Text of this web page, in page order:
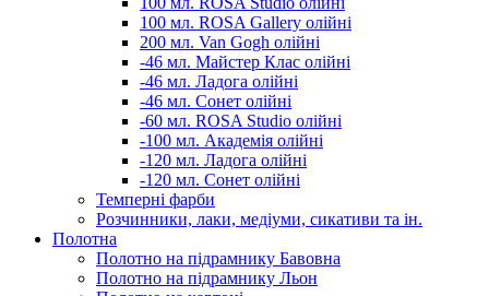
100 мл. ROSA Gallery олійні
200 мл. Van Gogh олійні
-46 мл. Майстер Клас олійні
-46 мл. Ладога олійні
-46 мл. Сонет олійні
-60 мл. ROSA Studio олійні
-100 мл. Академія олійні
-120 мл. Ладога олійні
-120 мл. Сонет олійні
Темперні фарби
Розчинники, лаки, медіуми, сикативи та ін.
Полотна
Полотно на підрамнику Бавовна
Полотно на підрамнику Льон